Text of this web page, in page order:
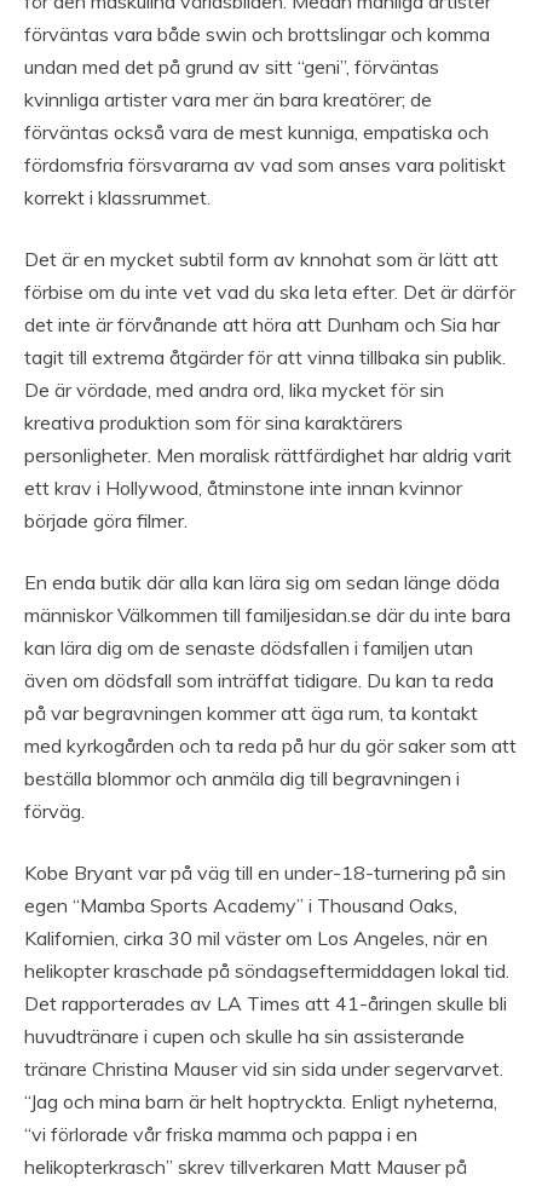
förväntas vara både swin och brottslingar och komma
undan med det på grund av sitt “geni”, förväntas
kvinnliga artister vara mer än bara kreatörer; de
förväntas också vara de mest kunniga, empatiska och
fördomsfria försvararna av vad som anses vara politiskt
korrekt i klassrummet.
Det är en mycket subtil form av knnohat som är lätt att
förbise om du inte vet vad du ska leta efter. Det är därför
det inte är förvånande att höra att Dunham och Sia har
tagit till extrema åtgärder för att vinna tillbaka sin publik.
De är vördade, med andra ord, lika mycket för sin
kreativa produktion som för sina karaktärers
personligheter. Men moralisk rättfärdighet har aldrig varit
ett krav i Hollywood, åtminstone inte innan kvinnor
började göra filmer.
En enda butik där alla kan lära sig om sedan länge döda
människor Välkommen till familjesidan.se där du inte bara
kan lära dig om de senaste dödsfallen i familjen utan
även om dödsfall som inträffat tidigare. Du kan ta reda
på var begravningen kommer att äga rum, ta kontakt
med kyrkogården och ta reda på hur du gör saker som att
beställa blommor och anmäla dig till begravningen i
förväg.
Kobe Bryant var på väg till en under-18-turnering på sin
egen “Mamba Sports Academy” i Thousand Oaks,
Kalifornien, cirka 30 mil väster om Los Angeles, när en
helikopter kraschade på söndagseftermiddagen lokal tid.
Det rapporterades av LA Times att 41-åringen skulle bli
huvudtränare i cupen och skulle ha sin assisterande
tränare Christina Mauser vid sin sida under segervarvet.
“Jag och mina barn är helt hoptryckta. Enligt nyheterna,
“vi förlorade vår friska mamma och pappa i en
helikopterkrasch” skrev tillverkaren Matt Mauser på